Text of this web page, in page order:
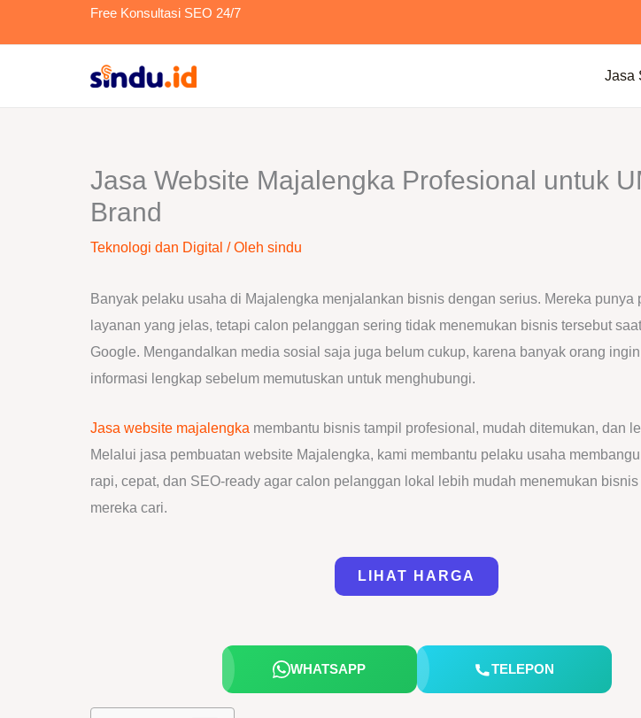
Free Konsultasi SEO 24/7
Jasa
Jasa Website Majalengka Profesional untuk
Brand
Teknologi dan Digital / Oleh sindu
Banyak pelaku usaha di Majalengka menjalankan bisnis dengan serius. Mereka punya
layanan yang jelas, tetapi calon pelanggan sering tidak menemukan bisnis tersebut
Google. Mengandalkan media sosial saja juga belum cukup, karena banyak orang
informasi lengkap sebelum memutuskan untuk menghubungi.
Jasa website majalengka membantu bisnis tampil profesional, mudah ditemukan, dan
Melalui jasa pembuatan website Majalengka, kami membantu pelaku usaha
rapi, cepat, dan SEO-ready agar calon pelanggan lokal lebih mudah menemukan
mereka cari.
LIHAT HARGA
WHATSAPP TELEPON